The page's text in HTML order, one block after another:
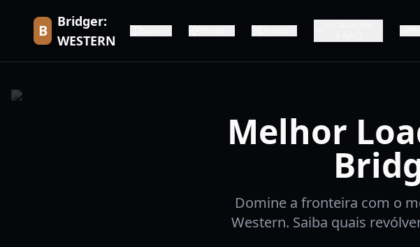
B
Bridger:
WESTERN
Melhor
Domine a fronteira com o
Western. Saiba quais